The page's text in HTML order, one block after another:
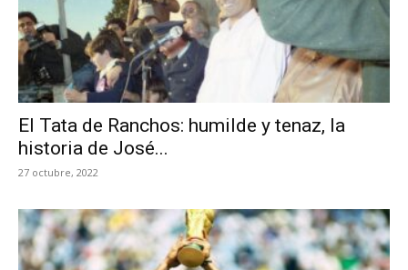
El Tata de Ranchos: humilde y tenaz, la
historia de José...
27 octubre, 2022